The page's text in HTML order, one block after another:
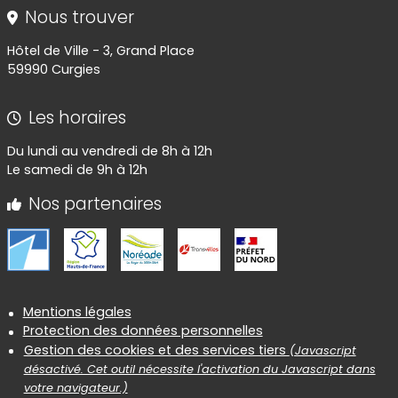
Nous trouver
Hôtel de Ville - 3, Grand Place
59990 Curgies
Les horaires
Du lundi au vendredi de 8h à 12h
Le samedi de 9h à 12h
Nos partenaires
Informations réglementaires
Mentions légales
Protection des données personnelles
Gestion des cookies et des services tiers (Javascript
désactivé. Cet outil nécessite l'activation du Javascript dans
votre navigateur.)